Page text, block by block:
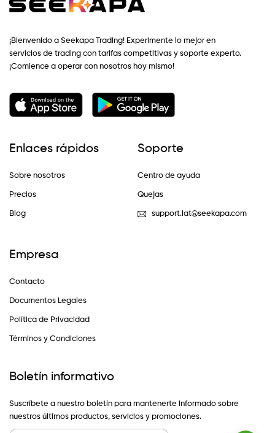
¡Bienvenido a Seekapa Trading! Experimente lo mejor en
servicios de trading con tarifas competitivas y soporte experto.
¡Comience a operar con nosotros hoy mismo!
Enlaces rápidos
Sobre nosotros
Precios
Blog
Soporte
Centro de ayuda
Quejas
support.lat@seekapa.com
Empresa
Contacto
Documentos Legales
Política de Privacidad
Términos y Condiciones
Boletín informativo
Suscríbete a nuestro boletín para mantenerte informado sobre
nuestros últimos productos, servicios y promociones.